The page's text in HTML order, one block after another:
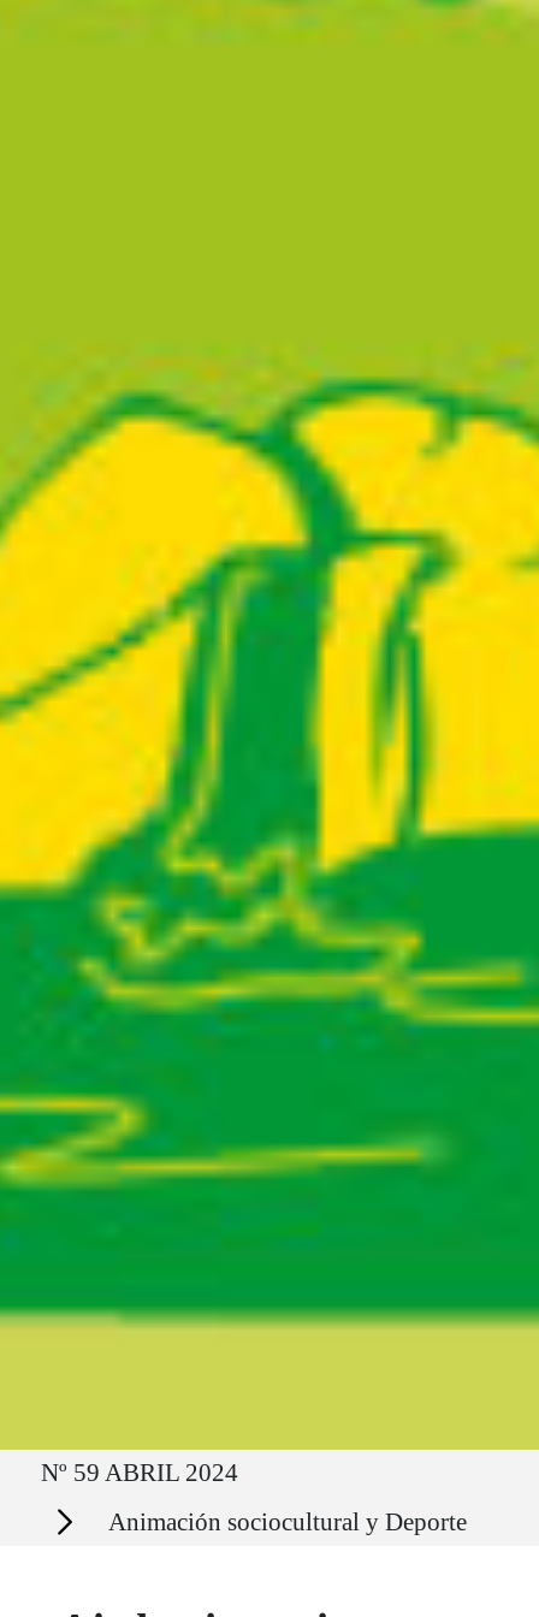
Ruta del sitio
Nº 59 ABRIL 2024
Secciones Animación sociocultural y Deporte